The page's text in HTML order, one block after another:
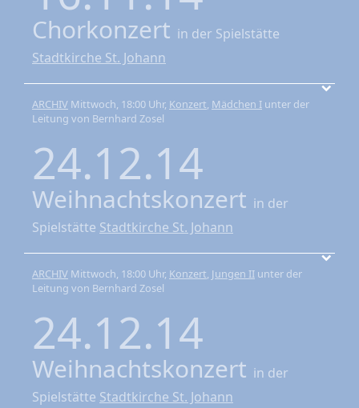
Chorkonzert in der Spielstätte
Stadtkirche St. Johann
ARCHIV Mittwoch, 18:00 Uhr, Konzert, Mädchen I unter der
Leitung von Bernhard Zosel
24.12.14
Weihnachtskonzert in der
Spielstätte Stadtkirche St. Johann
ARCHIV Mittwoch, 18:00 Uhr, Konzert, Jungen II unter der
Leitung von Bernhard Zosel
24.12.14
Weihnachtskonzert in der
Spielstätte Stadtkirche St. Johann